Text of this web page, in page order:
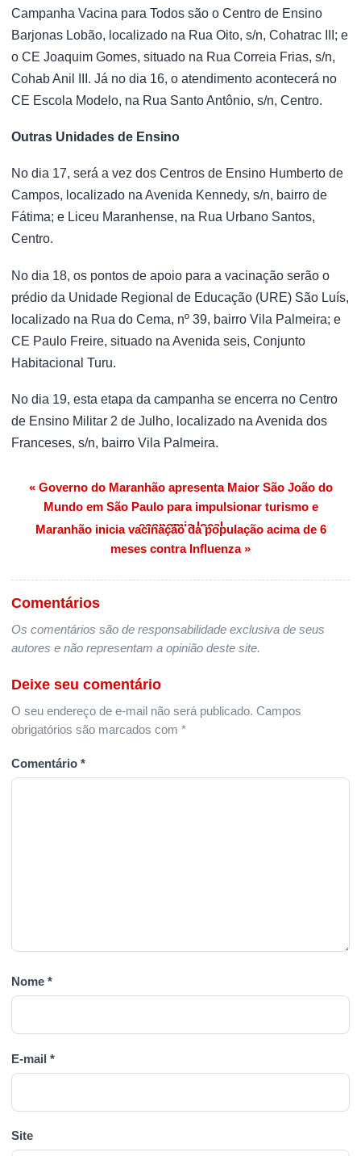
Campanha Vacina para Todos são o Centro de Ensino
Barjonas Lobão, localizado na Rua Oito, s/n, Cohatrac III; e
o CE Joaquim Gomes, situado na Rua Correia Frias, s/n,
Cohab Anil III. Já no dia 16, o atendimento acontecerá no
CE Escola Modelo, na Rua Santo Antônio, s/n, Centro.
Outras Unidades de Ensino
No dia 17, será a vez dos Centros de Ensino Humberto de
Campos, localizado na Avenida Kennedy, s/n, bairro de
Fátima; e Liceu Maranhense, na Rua Urbano Santos,
Centro.
No dia 18, os pontos de apoio para a vacinação serão o
prédio da Unidade Regional de Educação (URE) São Luís,
localizado na Rua do Cema, nº 39, bairro Vila Palmeira; e
CE Paulo Freire, situado na Avenida seis, Conjunto
Habitacional Turu.
No dia 19, esta etapa da campanha se encerra no Centro
de Ensino Militar 2 de Julho, localizado na Avenida dos
Franceses, s/n, bairro Vila Palmeira.
Navegação de Post
« Governo do Maranhão apresenta Maior São João do
Mundo em São Paulo para impulsionar turismo e
economia local
Maranhão inicia vacinação da população acima de 6
meses contra Influenza »
Comentários
Os comentários são de responsabilidade exclusiva de seus
autores e não representam a opinião deste site.
Deixe seu comentário
O seu endereço de e-mail não será publicado. Campos
obrigatórios são marcados com *
Comentário *
Nome *
E-mail *
Site